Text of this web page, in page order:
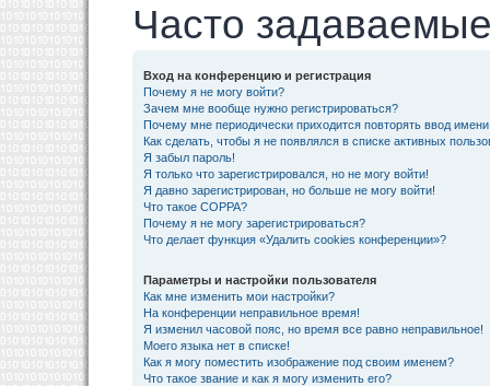
Часто
Вход на конференцию и регистрация
Почему я не могу войти?
Зачем мне вообще нужно регистрироваться?
Почему мне периодически приходится повторять ввод
Как сделать, чтобы я не появлялся в списке активных
Я забыл пароль!
Я только что зарегистрировался, но не могу войти!
Я давно зарегистрирован, но больше не могу войти!
Что такое COPPA?
Почему я не могу зарегистрироваться?
Что делает функция «Удалить cookies конференции»?
Параметры и настройки пользователя
Как мне изменить мои настройки?
На конференции неправильное время!
Я изменил часовой пояс, но время все равно неправильное!
Моего языка нет в списке!
Как я могу поместить изображение под своим именем?
Что такое звание и как я могу изменить его?